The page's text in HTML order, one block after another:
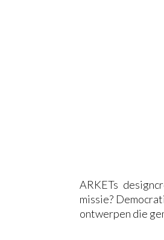
ARKETs
missie?
ontwerpen die